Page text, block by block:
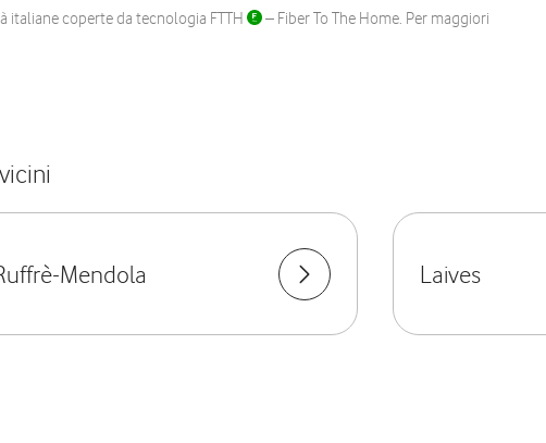
italiane coperte da tecnologia FTTH
– Fiber To The Home. Per maggiori
Mendola Laives